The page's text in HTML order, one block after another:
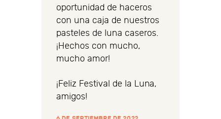
oportunidad de haceros
con una caja de nuestros
pasteles de luna caseros.
¡Hechos con mucho,
mucho amor!
¡Feliz Festival de la Luna,
amigos!